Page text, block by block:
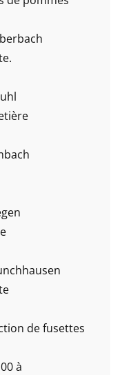
de fusettes
à